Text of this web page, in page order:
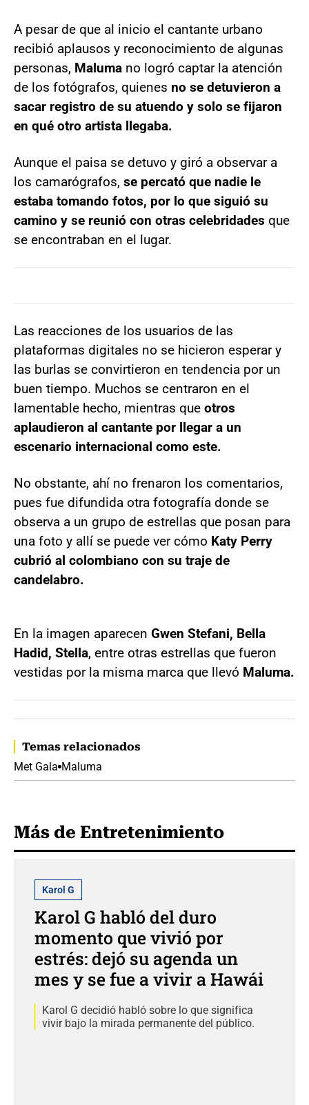
A pesar de que al inicio el cantante urbano
recibió aplausos y reconocimiento de algunas
personas, Maluma no logró captar la atención
de los fotógrafos, quienes no se detuvieron a
sacar registro de su atuendo y solo se fijaron
en qué otro artista llegaba.
Aunque el paisa se detuvo y giró a observar a
los camarógrafos, se percató que nadie le
estaba tomando fotos, por lo que siguió su
camino y se reunió con otras celebridades que
se encontraban en el lugar.
Las reacciones de los usuarios de las
plataformas digitales no se hicieron esperar y
las burlas se convirtieron en tendencia por un
buen tiempo. Muchos se centraron en el
lamentable hecho, mientras que otros
aplaudieron al cantante por llegar a un
escenario internacional como este.
No obstante, ahí no frenaron los comentarios,
pues fue difundida otra fotografía donde se
observa a un grupo de estrellas que posan para
una foto y allí se puede ver cómo Katy Perry
cubrió al colombiano con su traje de
candelabro.
En la imagen aparecen Gwen Stefani, Bella
Hadid, Stella, entre otras estrellas que fueron
vestidas por la misma marca que llevó Maluma.
Temas relacionados
Met Gala Maluma
Más de Entretenimiento
Karol G
Karol G habló del duro
momento que vivió por
estrés: dejó su agenda un
mes y se fue a vivir a Hawái
Karol G decidió habló sobre lo que significa
vivir bajo la mirada permanente del público.